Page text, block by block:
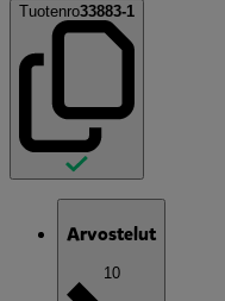
Tuotenro33883-1
Arvostelut
10